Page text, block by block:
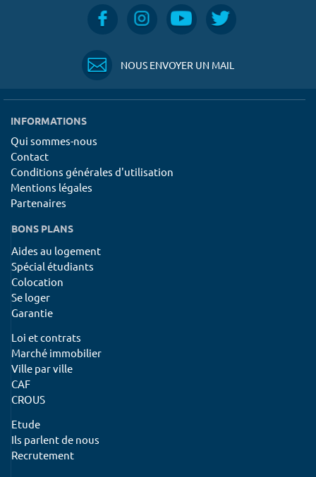
NOUS ENVOYER UN MAIL
INFORMATIONS
Qui sommes-nous
Contact
Conditions générales d'utilisation
Mentions légales
Partenaires
BONS PLANS
Aides au logement
Spécial étudiants
Colocation
Se loger
Garantie
Loi et contrats
Marché immobilier
Ville par ville
CAF
CROUS
Etude
Ils parlent de nous
Recrutement